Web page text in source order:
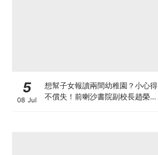
5
08 Jul
想幫子女報讀兩間幼稚園？小心得
不償失！前喇沙書院副校長趙榮